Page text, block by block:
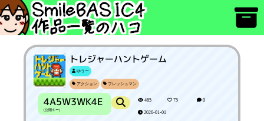
トレジャーハントゲーム
ゆうー
アクション フレッシュマン
4A5W3WK4E
(公開キー)
465 75 0
2026-01-01